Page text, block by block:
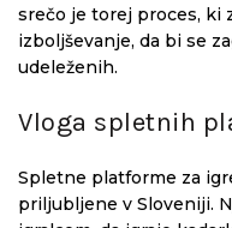
srečo je torej proces, ki
izboljševanje, da bi se
udeleženih.
Vloga spletnih
Spletne platforme za
priljubljene v Sloveniji.